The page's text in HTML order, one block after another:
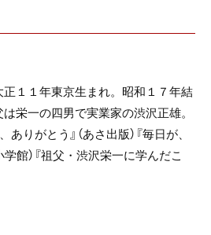
１１年東京生まれ。昭和１７年結
栄一の四男で実業家の渋沢正雄。
りがとう』（あさ出版）『毎日が、
館）『祖父・渋沢栄一に学んだこ